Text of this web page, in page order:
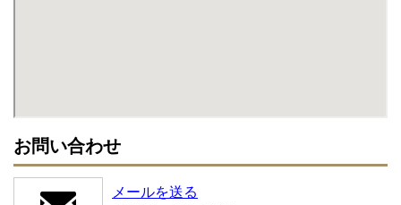
お問い合わせ
メールを送る